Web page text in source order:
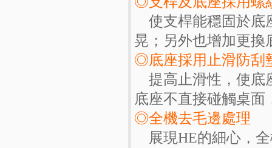
使支桿能穩固於底
晃；另外也增加更換
◎底座採用止滑防刮
提高止滑性，使底
底座不直接碰觸桌面
◎全機去毛邊處理
展現HE的細心，全